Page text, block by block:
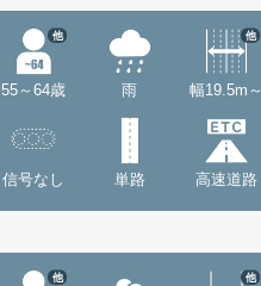
55～64歳
他
雨 幅19.5m～
他
信号なし 単路 高速道路
他 他